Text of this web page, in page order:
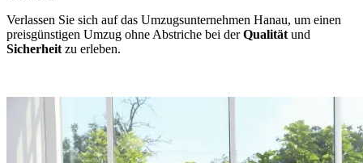
Verlassen Sie sich auf das Umzugsunternehmen Hanau, um einen
preisgünstigen Umzug ohne Abstriche bei derQualität und
Sicherheit zu erleben.